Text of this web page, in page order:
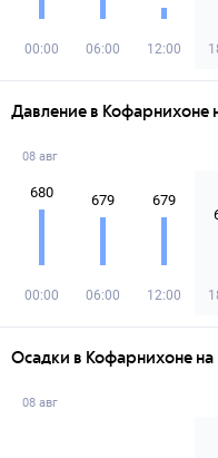
00:00 06:00 12:00
Давление в Кофарнихоне
08 авг
680
00:00
679
06:00
679
12:00
Осадки в Кофарнихоне на
08 авг